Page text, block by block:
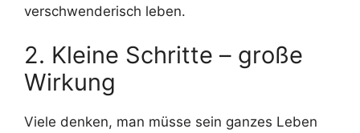
verschwenderisch leben.
2. Kleine Schritte – große
Wirkung
Viele denken, man müsse sein ganzes Leben